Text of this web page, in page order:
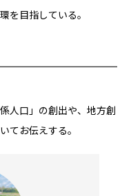
を目指している。
人口」の創出や、地方創
てお伝えする。